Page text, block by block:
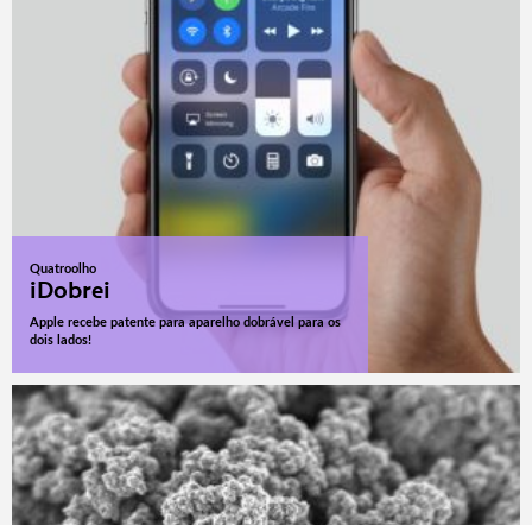
Quatroolho
iDobrei
Apple recebe patente para aparelho dobrável para os
dois lados!